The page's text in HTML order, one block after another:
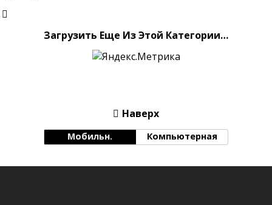
Загрузить Еще Из Этой Категории…
Наверх
Мобильн. Компьютерная